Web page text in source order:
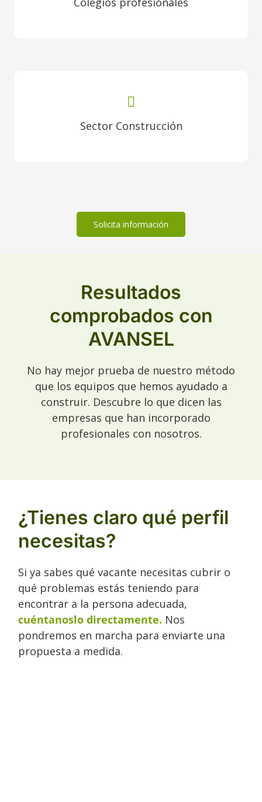
Sector Construcción
Solicita información
Resultados
comprobados con
AVANSEL
No hay mejor prueba de nuestro método
que los equipos que hemos ayudado a
construir. Descubre lo que dicen las
empresas que han incorporado
profesionales con nosotros.
¿Tienes claro qué perfil
necesitas?
Si ya sabes qué vacante necesitas cubrir o
qué problemas estás teniendo para
encontrar a la persona adecuada,
cuéntanoslo directamente. Nos
pondremos en marcha para enviarte una
propuesta a medida.